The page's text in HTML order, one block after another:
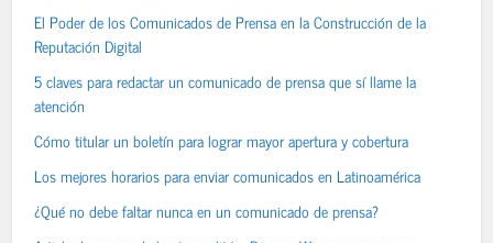
El Poder de los Comunicados de Prensa en la Construcción de la
Reputación Digital
5 claves para redactar un comunicado de prensa que sí llame la
atención
Cómo titular un boletín para lograr mayor apertura y cobertura
Los mejores horarios para enviar comunicados en Latinoamérica
¿Qué no debe faltar nunca en un comunicado de prensa?